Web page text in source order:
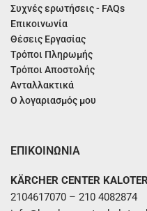
Συχνές ερωτήσεις - FAQs
Επικοινωνία
Θέσεις Εργασίας
Τρόποι Πληρωμής
Τρόποι Αποστολής
Ανταλλακτικά
Ο λογαριασμός μου
ΕΠΙΚΟΙΝΩΝΙΑ
KÄRCHER CENTER
2104617070 – 210 4082874